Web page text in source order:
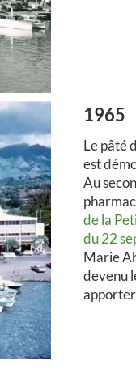
1965
Le pâté
est
Au
de la
du 22
Marie
devenu
apporter